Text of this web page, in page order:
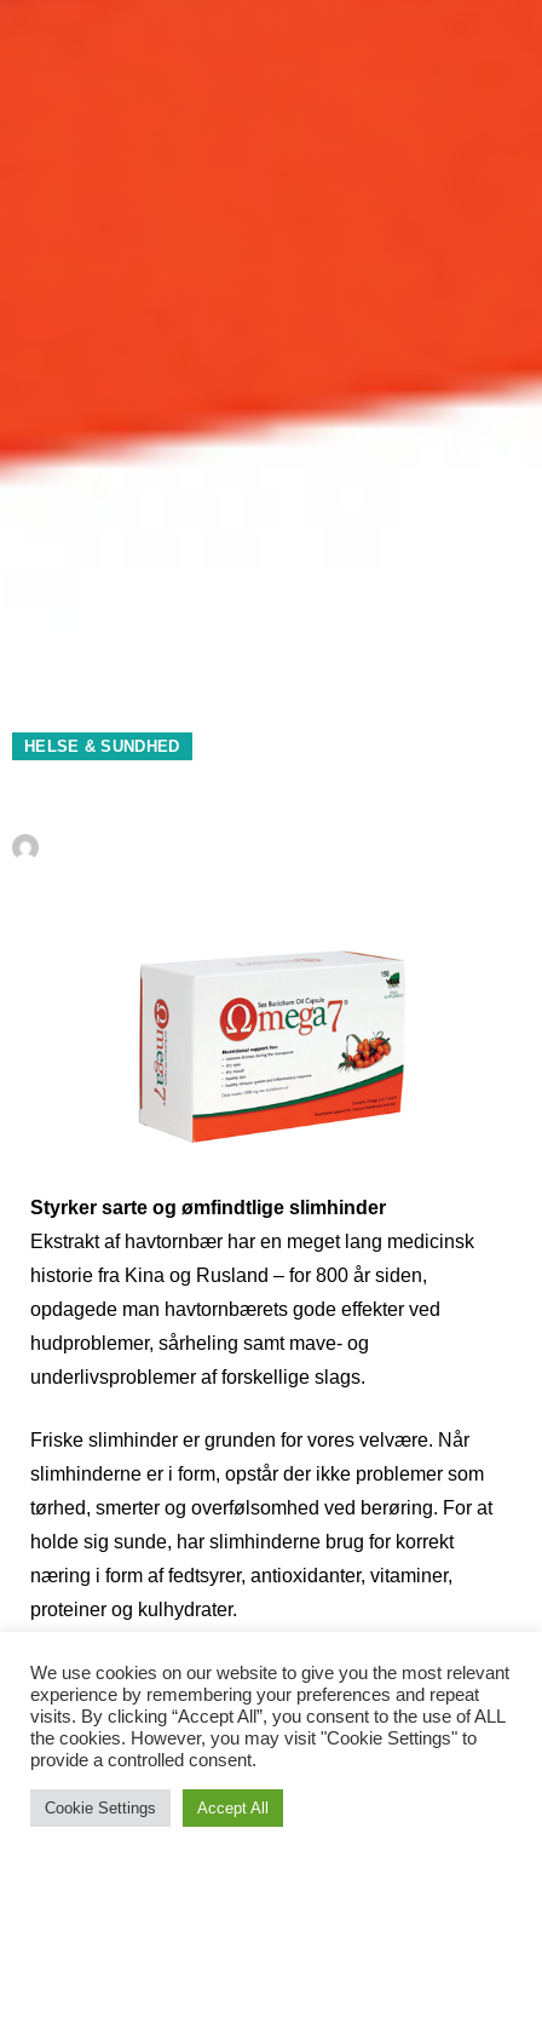
HELSE & SUNDHED
Styrker sarte og ømfindtlige slimhinder
Ekstrakt af havtornbær har en meget lang medicinsk
historie fra Kina og Rusland – for 800 år siden,
opdagede man havtornbærets gode effekter ved
hudproblemer, sårheling samt mave- og
underlivsproblemer af forskellige slags.
Friske slimhinder er grunden for vores velvære. Når
slimhinderne er i form, opstår der ikke problemer som
tørhed, smerter og overfølsomhed ved berøring. For at
holde sig sunde, har slimhinderne brug for korrekt
næring i form af fedtsyrer, antioxidanter, vitaminer,
proteiner og kulhydrater.
Hvad er Membrasin?
Et kosttilskud til tørre og sarte slimhinder, som
indeholder den unikke omega7-fedtsyre fra havtornbær.
Omega-7 er en endogen fedtsyre, som hovedsagligt
findes i hudens og slimhindernes cellemembraner.
We use cookies on our website to give you the most relevant
experience by remembering your preferences and repeat
visits. By clicking “Accept All”, you consent to the use of ALL
the cookies. However, you may visit "Cookie Settings" to
provide a controlled consent.
Cookie Settings Accept All